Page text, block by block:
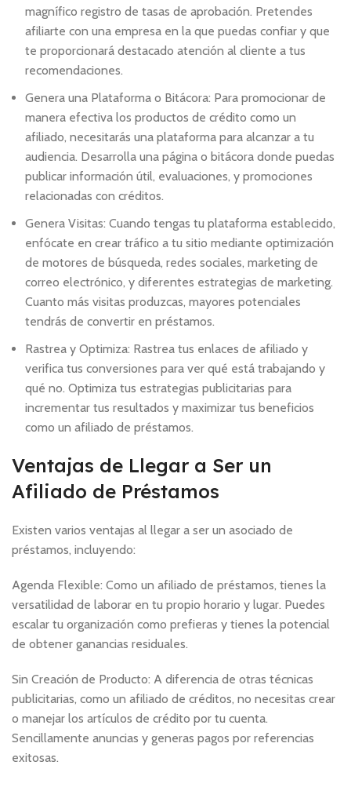
magnífico registro de tasas de aprobación. Pretendes
afiliarte con una empresa en la que puedas confiar y que
te proporcionará destacado atención al cliente a tus
recomendaciones.
Genera una Plataforma o Bitácora: Para promocionar de
manera efectiva los productos de crédito como un
afiliado, necesitarás una plataforma para alcanzar a tu
audiencia. Desarrolla una página o bitácora donde puedas
publicar información útil, evaluaciones, y promociones
relacionadas con créditos.
Genera Visitas: Cuando tengas tu plataforma establecido,
enfócate en crear tráfico a tu sitio mediante optimización
de motores de búsqueda, redes sociales, marketing de
correo electrónico, y diferentes estrategias de marketing.
Cuanto más visitas produzcas, mayores potenciales
tendrás de convertir en préstamos.
Rastrea y Optimiza: Rastrea tus enlaces de afiliado y
verifica tus conversiones para ver qué está trabajando y
qué no. Optimiza tus estrategias publicitarias para
incrementar tus resultados y maximizar tus beneficios
como un afiliado de préstamos.
Ventajas de Llegar a Ser un
Afiliado de Préstamos
Existen varios ventajas al llegar a ser un asociado de
préstamos, incluyendo:
Agenda Flexible: Como un afiliado de préstamos, tienes la
versatilidad de laborar en tu propio horario y lugar. Puedes
escalar tu organización como prefieras y tienes la potencial
de obtener ganancias residuales.
Sin Creación de Producto: A diferencia de otras técnicas
publicitarias, como un afiliado de créditos, no necesitas crear
o manejar los artículos de crédito por tu cuenta.
Sencillamente anuncias y generas pagos por referencias
exitosas.